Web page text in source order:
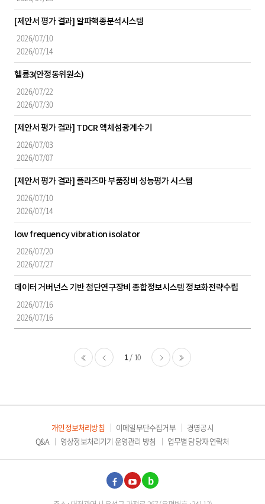
찰
일
로
구
성
[제안서 평가 결과] 알파핵종분석시스템
2026/07/10
2026/07/14
헬륨3(안정동위원소)
2026/07/22
2026/07/30
[제안서 평가 결과] TDCR 액체섬광계수기
2026/07/03
2026/07/07
[제안서 평가 결과] 플라즈마 부품장비 성능평가 시스템
2026/07/10
2026/07/14
low frequency vibration isolator
2026/07/20
2026/07/27
데이터 거버넌스 기반 첨단연구장비 종합정보시스템 정보화전략수립
2026/07/16
2026/07/16
1
10
개인정보처리방침 이메일무단수집거부
경영공시
Q&A
영상정보처리기기 운영관리 방침 업무별 담당자 연락처